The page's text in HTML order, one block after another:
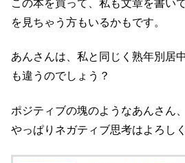
この本を買って、私も文章を書い
を見ちゃう方もいるかもです。
あんさんは、私と同じく熟年別居
も違うのでしょう？
ポジティブの塊のようなあんさん
やっぱりネガティブ思考はよろし